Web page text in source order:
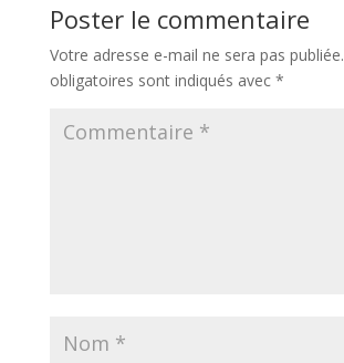
Poster le commentaire
Votre adresse e-mail ne sera pas publiée.
obligatoires sont indiqués avec *